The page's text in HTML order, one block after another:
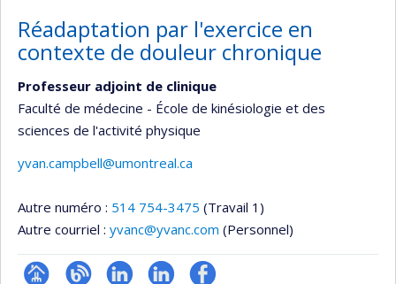
Réadaptation par l'exercice en
contexte de douleur chronique
Professeur adjoint de clinique
Faculté de médecine - École de kinésiologie et des
sciences de l'activité physique
yvan.campbell@umontreal.ca
Autre numéro : 514 754-3475 (Travail 1)
Autre courriel : yvanc@yvanc.com (Personnel)